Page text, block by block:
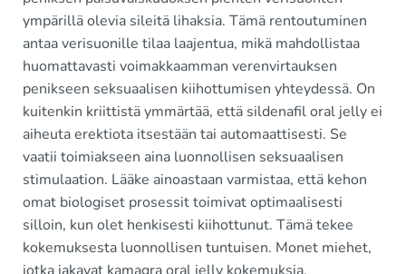
ympärillä olevia sileitä lihaksia. Tämä rentoutuminen
antaa verisuonille tilaa laajentua, mikä mahdollistaa
huomattavasti voimakkaamman verenvirtauksen
penikseen seksuaalisen kiihottumisen yhteydessä. On
kuitenkin kriittistä ymmärtää, että sildenafil oral jelly ei
aiheuta erektiota itsestään tai automaattisesti. Se
vaatii toimiakseen aina luonnollisen seksuaalisen
stimulaation. Lääke ainoastaan varmistaa, että kehon
omat biologiset prosessit toimivat optimaalisesti
silloin, kun olet henkisesti kiihottunut. Tämä tekee
kokemuksesta luonnollisen tuntuisen. Monet miehet,